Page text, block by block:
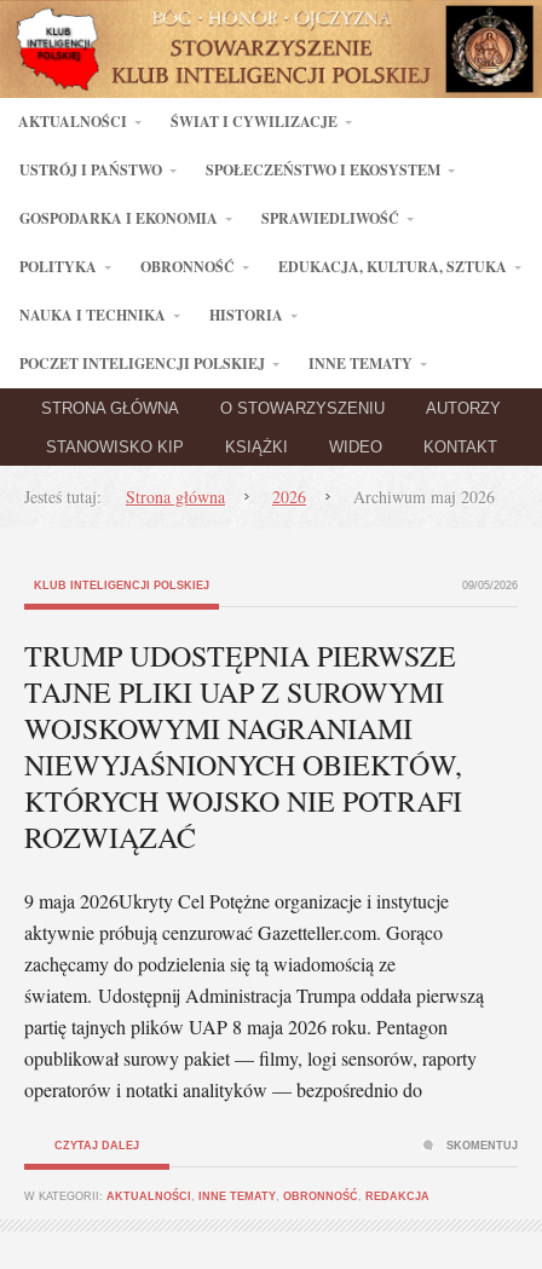
AKTUALNOŚCI ŚWIAT I CYWILIZACJE
USTRÓJ I PAŃSTWO SPOŁECZEŃSTWO I EKOSYSTEM
GOSPODARKA I EKONOMIA SPRAWIEDLIWOŚĆ
POLITYKA OBRONNOŚĆ EDUKACJA, KULTURA, SZTUKA
NAUKA I TECHNIKA HISTORIA
POCZET INTELIGENCJI POLSKIEJ INNE TEMATY
STRONA GŁÓWNA O STOWARZYSZENIU AUTORZY
STANOWISKO KIP KSIĄŻKI WIDEO KONTAKT
Jesteś tutaj: Strona główna 2026 Archiwum maj 2026
KLUB INTELIGENCJI POLSKIEJ 09/05/2026
TRUMP UDOSTĘPNIA PIERWSZE
TAJNE PLIKI UAP Z SUROWYMI
WOJSKOWYMI NAGRANIAMI
NIEWYJAŚNIONYCH OBIEKTÓW,
KTÓRYCH WOJSKO NIE POTRAFI
ROZWIĄZAĆ
9 maja 2026Ukryty Cel Potężne organizacje i instytucje
aktywnie próbują cenzurować Gazetteller.com. Gorąco
zachęcamy do podzielenia się tą wiadomością ze
światem. Udostępnij Administracja Trumpa oddała pierwszą
partię tajnych plików UAP 8 maja 2026 roku. Pentagon
opublikował surowy pakiet — filmy, logi sensorów, raporty
operatorów i notatki analityków — bezpośrednio do
CZYTAJ DALEJ
W KATEGORII: AKTUALNOŚCI INNE TEMATY OBRONNOŚĆ REDAKCJA
SKOMENTUJ